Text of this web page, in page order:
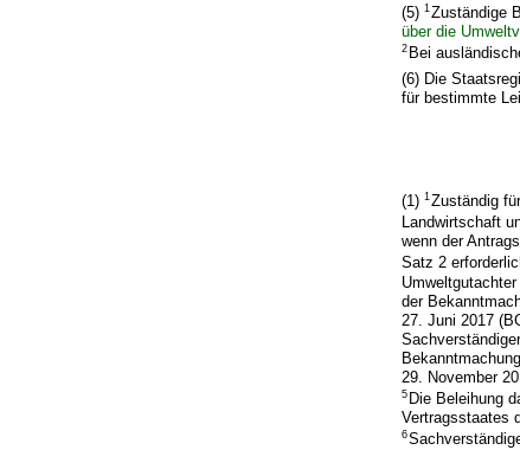
(5)1 Zuständige
über die
2 Bei
(6) Die
für bestimmte
(1)1 Zuständig
Landwirtschaft
wenn der
Satz 2
der
27. Juni 2017
29. November
5 Die Beleihung
Vertragsstaates
6